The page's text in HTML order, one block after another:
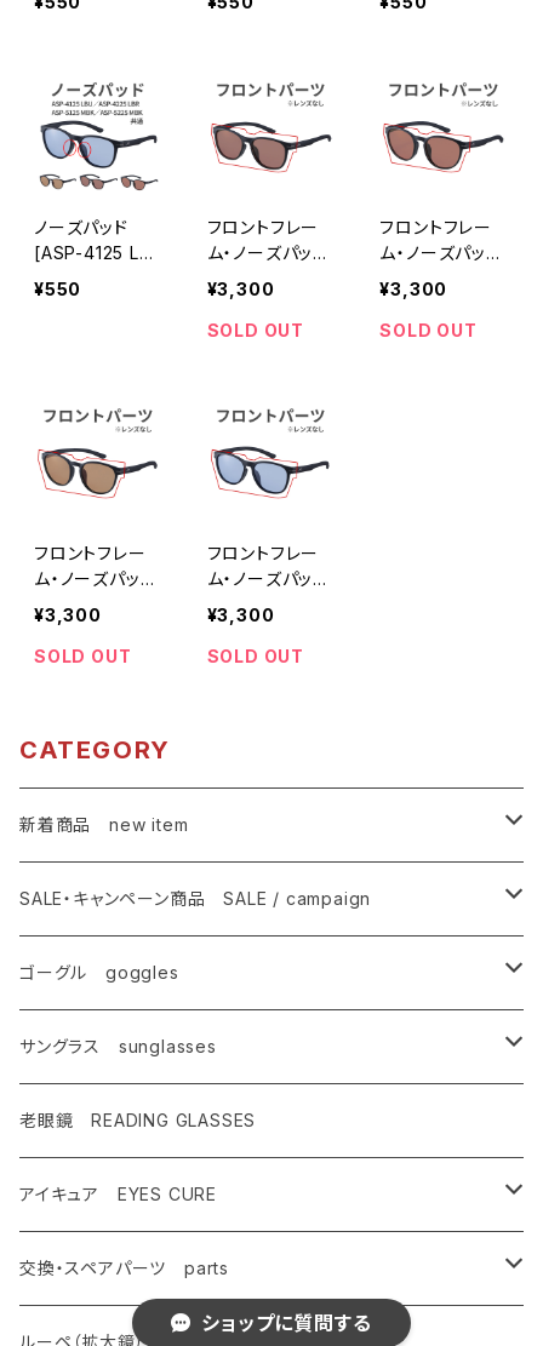
ノーズパッド
[ASP-4125 LB
U／ASP-4225
[AXE アックス]
¥550
フロントフレー
ム・ノーズパッ
ド・メタルヒン
ジ セット[ASP
-5125 MBK] 対
ス]
¥3,300
SOLD OUT
フロントフレー
ム・ノーズパッ
ド・メタルヒン
ジ セット[ASP
-5225 MBK ]
¥3,300
SOLD OUT
フロントフレー
ム・ノーズパッ
ド・メタルヒン
ジ セット[ ASP
-4225 LBR ] 対
¥3,300
SOLD OUT
フロントフレー
ム・ノーズパッ
ド・メタルヒン
ジ セット[ ASP
-4125 LBU ] 対
¥3,300
SOLD OUT
CATEGORY
新着商品 new item
ゴーグル
サングラス
SALE・キャンペーン商品 SALE / campaign
SALE・特価商品
キャンペーン対象商品
ゴーグル goggles
メンズ Mens
AX900
AX800
レディース Ladies
AX800
OMW-785
ティーン Teen's
AX290
AX280
キッズ Kids
AX250-WD
ハイコン High contrast
サングラス sunglasses
偏光サングラス polarized
ASP-495
ASP-217
調光レンズ photochromic
ASPシリーズ
ドライブウェアレンズ
夜間運転適合モデル for night driving
サングラスタイプ
スポーツサングラス sports
老眼鏡 READING GLASSES
アイキュア EYES CURE
大人用 For adults
子供用 For kids
交換・スペアパーツ parts
先セル
ルーペ（拡大鏡） LOUPE
ショップに質問する